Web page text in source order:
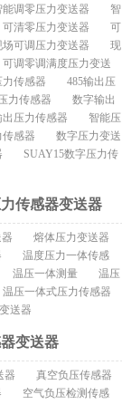
能调零压力变送器
智
可清零压力变送器
可
场可调压力变送器
现
可调零调满度压力变送
传感器
485输出压
力传感器
数字输出
压力传感器
智能压
传感器
数字压力变送
SUAY15数字压力传
传感器变送器
熔体压力变送器
温度压力一体传感
温压一体测量
温压
温压一体式压力传感器
送器
变送器
器
真空负压传感器
空气负压检测传感